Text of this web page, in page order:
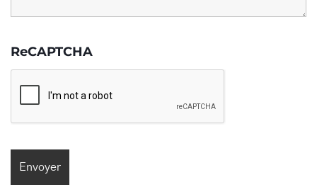
ReCAPTCHA